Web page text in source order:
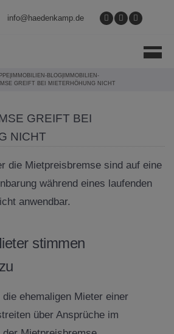
info@haedenkamp.de
IMMOBILIEN-BLOG IMMOBILIEN-
GREIFT BEI MIETERHÖHUNG NICHT
GREIFT BEI
NICHT
die Mietpreisbremse sind auf eine
während eines laufenden
anwendbar.
stimmen
ehemaligen Mieter einer
über Ansprüche im